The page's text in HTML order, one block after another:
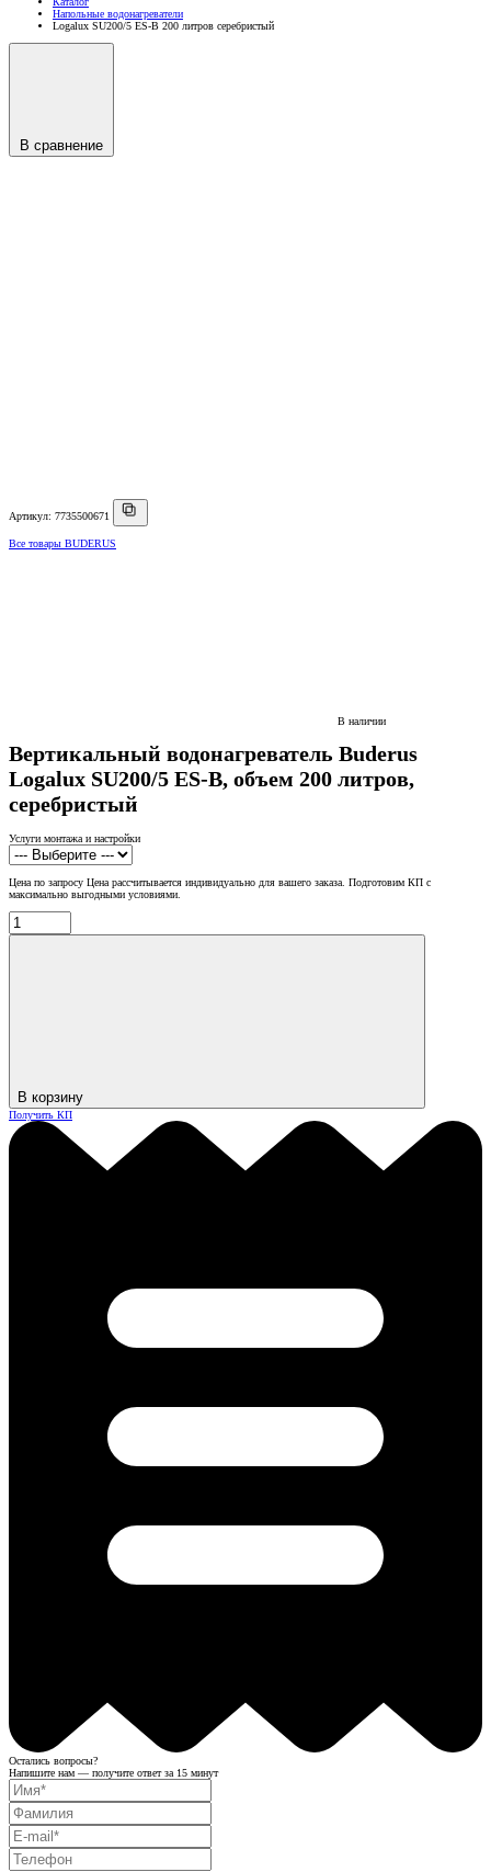
Напольные водонагреватели
Logalux SU200/5 ES-B 200 литров серебристый
В сравнение
Артикул: 7735500671
Все товары BUDERUS
В наличии
Вертикальный водонагреватель Buderus
Logalux SU200/5 ES-B, объем 200 литров,
серебристый
Услуги монтажа и настройки
Цена по запросу Цена рассчитывается индивидуально для вашего заказа. Подготовим КП с
максимально выгодными условиями.
В корзину
Получить КП
Остались вопросы?
Напишите нам — получите ответ за 15 минут